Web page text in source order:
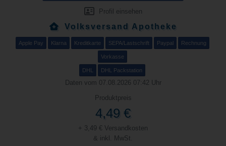
Profil einsehen
Volksversand Apotheke
Apple Pay Klarna Kreditkarte SEPA/Lastschrift Paypal Rechnung
Vorkasse
DHL DHL Packstation
Daten vom 07.08.2026 07:42 Uhr
Produktpreis
4,49 €
+ 3,49 € Versandkosten
& inkl. MwSt.